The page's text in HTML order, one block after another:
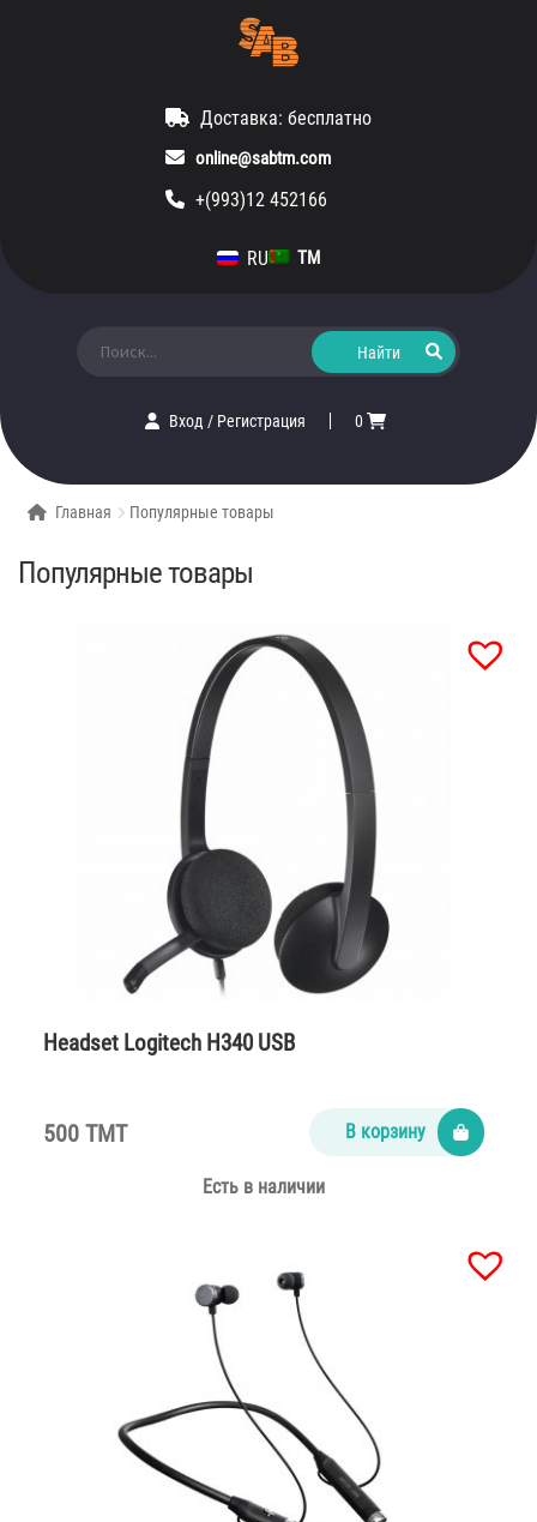
Доставка: бесплатно
online@sabtm.com
+(993)12 452166
RU TM
Вход/ Регистрация 0
Главная Популярные товары
Популярные товары
Headset Logitech H340 USB
500 TMT В корзину
Есть в наличии